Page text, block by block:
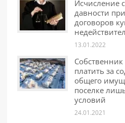
Исчисление
давности
договоров
13.01.2022
Собственник
платить за
общего
поселке
условий
24.01.2021